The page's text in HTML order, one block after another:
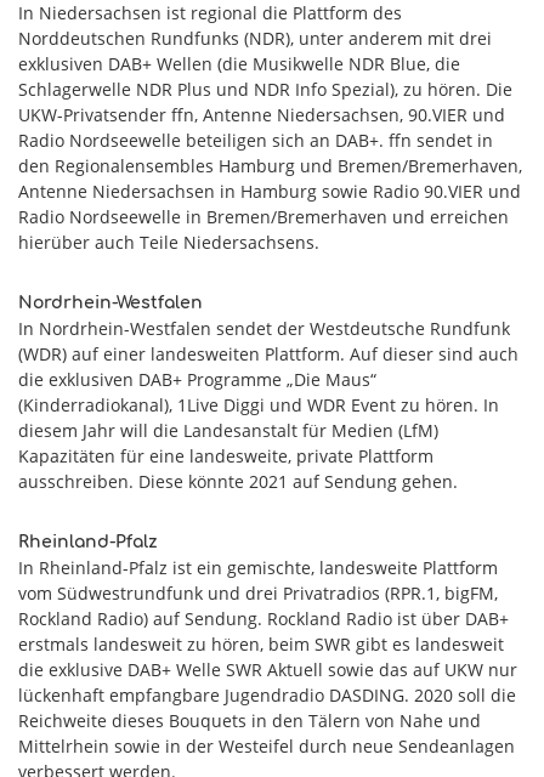
In Niedersachsen ist regional die Plattform des
Norddeutschen Rundfunks (NDR), unter anderem mit drei
exklusiven DAB+ Wellen (die Musikwelle NDR Blue, die
Schlagerwelle NDR Plus und NDR Info Spezial), zu hören. Die
UKW-Privatsender ffn, Antenne Niedersachsen, 90.VIER und
Radio Nordseewelle beteiligen sich an DAB+. ffn sendet in
den Regionalensembles Hamburg und Bremen/Bremerhaven,
Antenne Niedersachsen in Hamburg sowie Radio 90.VIER und
Radio Nordseewelle in Bremen/Bremerhaven und erreichen
hierüber auch Teile Niedersachsens.
Nordrhein-Westfalen
In Nordrhein-Westfalen sendet der Westdeutsche Rundfunk
(WDR) auf einer landesweiten Plattform. Auf dieser sind auch
die exklusiven DAB+ Programme „Die Maus“
(Kinderradiokanal), 1Live Diggi und WDR Event zu hören. In
diesem Jahr will die Landesanstalt für Medien (LfM)
Kapazitäten für eine landesweite, private Plattform
ausschreiben. Diese könnte 2021 auf Sendung gehen.
Rheinland-Pfalz
In Rheinland-Pfalz ist ein gemischte, landesweite Plattform
vom Südwestrundfunk und drei Privatradios (RPR.1, bigFM,
Rockland Radio) auf Sendung. Rockland Radio ist über DAB+
erstmals landesweit zu hören, beim SWR gibt es landesweit
die exklusive DAB+ Welle SWR Aktuell sowie das auf UKW nur
lückenhaft empfangbare Jugendradio DASDING. 2020 soll die
Reichweite dieses Bouquets in den Tälern von Nahe und
Mittelrhein sowie in der Westeifel durch neue Sendeanlagen
verbessert werden.